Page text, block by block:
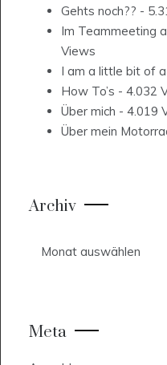
Gehts noch?? -
Im Teammeeting
Views
I am a little bit of
How To’s - 4.032
Über mich - 4.019
Über mein
Archiv
Meta